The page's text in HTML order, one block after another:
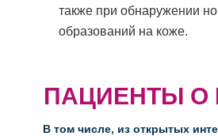
также при обнаружении
образований на коже.
ПАЦИЕНТЫ О
В том числе, из открытых